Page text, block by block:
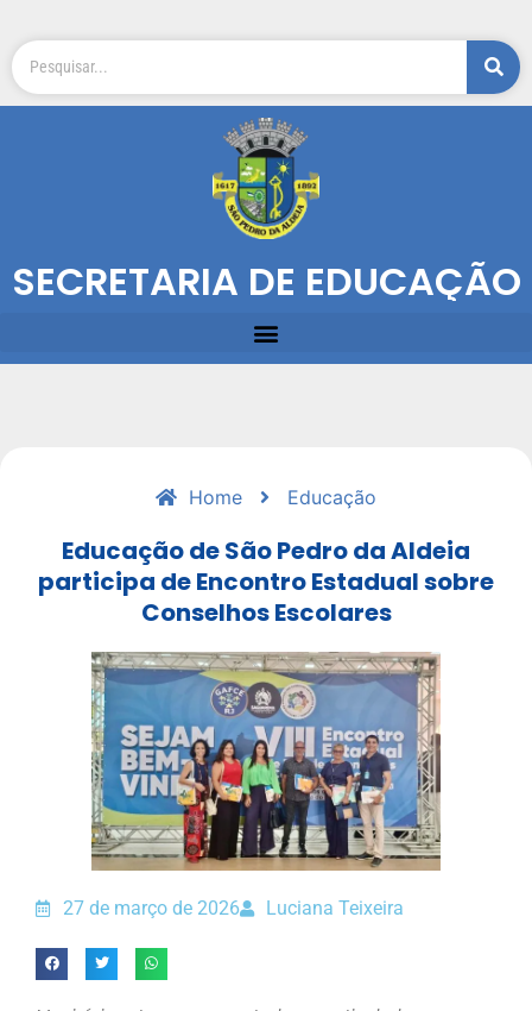
SECRETARIA DE EDUCAÇÃO
Home Educação
Educação de São Pedro da Aldeia
participa de Encontro Estadual sobre
Conselhos Escolares
27 de março de 2026 Luciana Teixeira